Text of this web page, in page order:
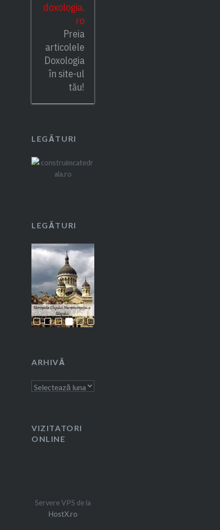
doxologia.
ro
Preia
articolele
Doxologia
în site-ul
tău!
LEGĂTURI
LEGĂTURI
ARHIVĂ
Arhivă
VIZITATORI
ONLINE
Servere VPS de la
HostX.ro